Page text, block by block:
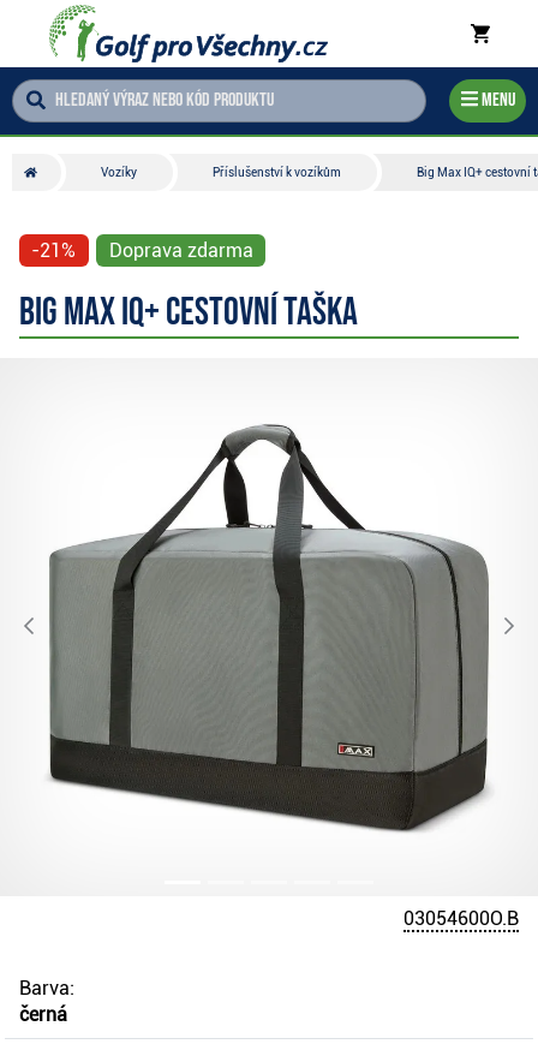
Menu
Vozíky Příslušenství k vozíkům Big Max IQ+ cestovní
-21% Doprava zdarma
Big Max IQ+ cestovní taška
03054600O.B
Barva:
černá